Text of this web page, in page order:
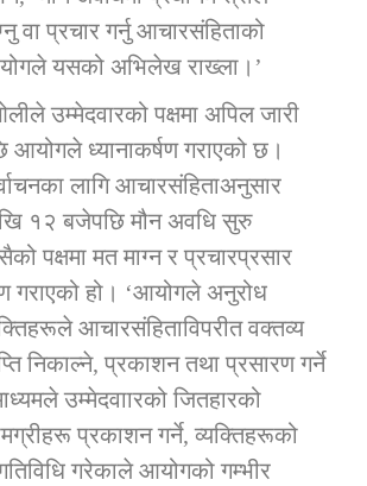
वा प्रचार गर्नु आचारसंहिताको
यसको अभिलेख राख्ला।’
उम्मेदवारको पक्षमा अपिल जारी
आयोगले ध्यानाकर्षण गराएको छ।
लागि आचारसंहिताअनुसार
१२ बजेपछि मौन अवधि सुरु
पक्षमा मत माग्न र प्रचारप्रसार
गराएको हो। ‘आयोगले अनुरोध
आचारसंहिताविपरीत वक्तव्य
निकाल्ने, प्रकाशन तथा प्रसारण गर्ने
उम्मेदवाारको जितहारको
प्रकाशन गर्ने, व्यक्तिहरूको
गतिविधि गरेकाले आयोगको गम्भीर